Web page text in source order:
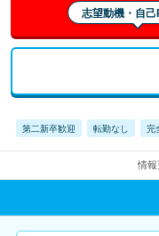
志望動機・自
第二新卒歓迎 転勤なし 完
情報